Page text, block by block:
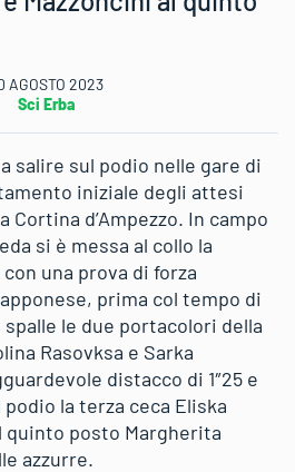
AGOSTO 2023
Sci Erba
salire sul podio nelle gare di
iniziale degli attesi
Cortina d’Ampezzo. In campo
si è messa al collo la
una prova di forza
prima col tempo di
spalle le due portacolori della
Rasovksa e Sarka
distacco di 1″25 e
podio la terza ceca Eliska
quinto posto Margherita
azzurre.